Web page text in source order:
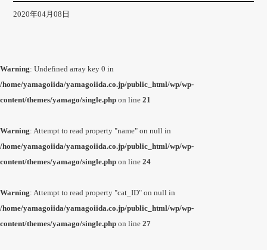
2020年04月08日
Warning: Undefined array key 0 in
/home/yamagoiida/yamagoiida.co.jp/public_html/wp/wp-
content/themes/yamago/single.php on line 21
Warning: Attempt to read property "name" on null in
/home/yamagoiida/yamagoiida.co.jp/public_html/wp/wp-
content/themes/yamago/single.php on line 24
Warning: Attempt to read property "cat_ID" on null in
/home/yamagoiida/yamagoiida.co.jp/public_html/wp/wp-
content/themes/yamago/single.php on line 27